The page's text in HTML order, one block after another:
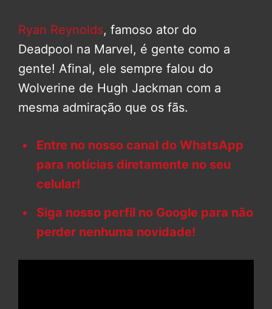
Ryan Reynolds, famoso ator do
Deadpool na Marvel, é gente como a
gente! Afinal, ele sempre falou do
Wolverine de Hugh Jackman com a
mesma admiração que os fãs.
Entre no nosso canal do WhatsApp
para notícias diretamente no seu
celular!
Siga nosso perfil no Google para não
perder nenhuma novidade!